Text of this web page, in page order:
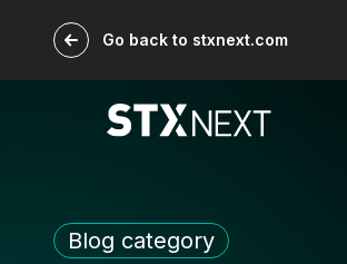
Go back to stxnext.com
Blog category